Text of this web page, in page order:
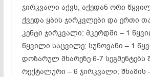
ჯირკვალი აქვს, აქედან ორი
ქვედა ყბის ჯირკვლები და ერთი
კენტი ჯირკვალი; მკერდში – 1
წყვილი საცვილე; სუნოვანი – 1
დოზარულ მხარეზე 6-7 სეგმენტებს
რექტალური – 6 ჯირკვალი; შხამის